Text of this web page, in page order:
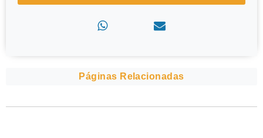
Páginas Relacionadas